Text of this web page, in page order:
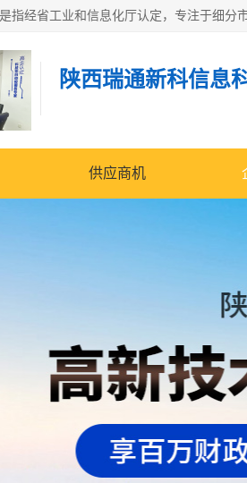
陕西瑞通新科信息
供应商机